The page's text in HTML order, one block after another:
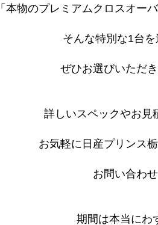
「本物のプレミアムクロスオー
そんな特別な1台を
ぜひお選びいただ
詳しいスペックやお見
お気軽に日産プリンス
お問い合わせ
期間は本当にわ